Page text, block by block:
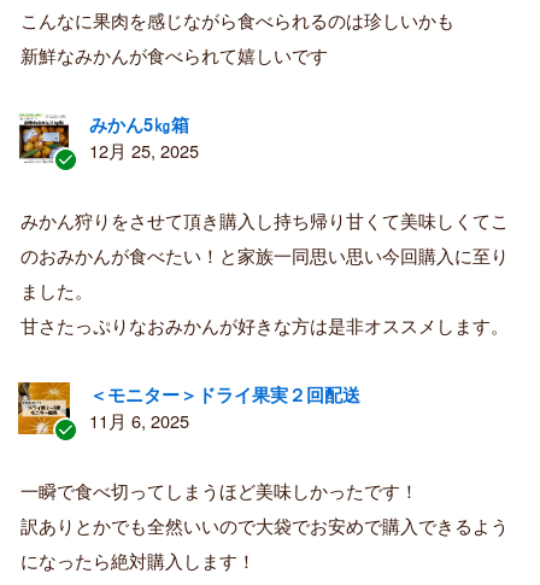
こんなに果肉を感じながら食べられるのは珍しいかも
新鮮なみかんが食べられて嬉しいです
証
済
み
購
者
みかん5㎏箱
12月 25, 2025
みかん狩りをさせて頂き購入し持ち帰り甘くて美味しくてこ
のおみかんが食べたい！と家族一同思い思い今回購入に至り
ました。
甘さたっぷりなおみかんが好きな方は是非オススメします。
証
済
み
購
＜モニター＞ドライ果実２回配送
11月 6, 2025
一瞬で食べ切ってしまうほど美味しかったです！
訳ありとかでも全然いいので大袋でお安めで購入できるよう
になったら絶対購入します！